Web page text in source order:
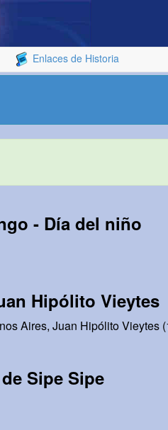
Enlaces de Historia
- Día del niño
Hipólito Vieytes
Aires, Juan Hipólito Vieytes
Sipe Sipe